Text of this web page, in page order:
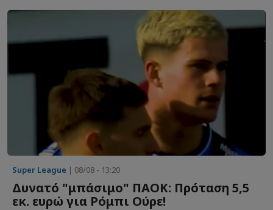
Super League | 08/08 - 13:20
Δυνατό "μπάσιμο" ΠΑΟΚ: Πρόταση 5,5
εκ. ευρώ για Ρόμπι Ούρε!